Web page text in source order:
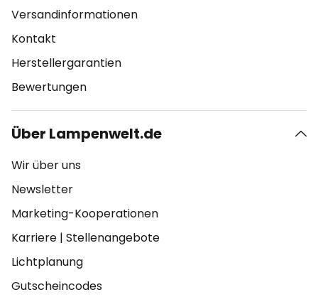
Versandinformationen
Kontakt
Herstellergarantien
Bewertungen
Über Lampenwelt.de
Wir über uns
Newsletter
Marketing-Kooperationen
Karriere | Stellenangebote
Lichtplanung
Gutscheincodes